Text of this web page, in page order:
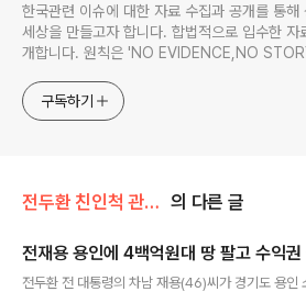
한국관련 이슈에 대한 자료 수집과 공개를 통해
세상을 만들고자 합니다. 합법적으로 입수한 자
개합니다. 원칙은 'NO EVIDENCE,NO
jesim56@gmail.com, 안보일때는 구글리더나
구독하기
전두환 친인척 관련서류 의 다른 글
전재용 용인에 4백억원대 땅 팔고 수익권
전두환 전 대통령의 차남 재용(46)씨가 경기도 용